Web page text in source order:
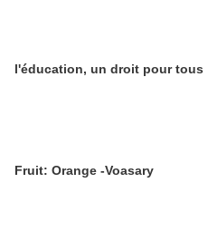
l'éducation, un droit pour tous
Fruit: Orange -Voasary